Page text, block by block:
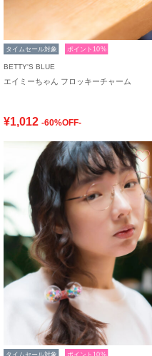
タイムセール対象 ポイント10%
BETTY'S BLUE
エイミーちゃん フロッキーチャーム
¥1,012 -60%OFF-
タイムセール対象 ポイント10%